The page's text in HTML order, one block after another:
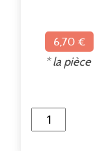
ferme
Calibre :
modérée
sachet,
6,70 €
* la pièce